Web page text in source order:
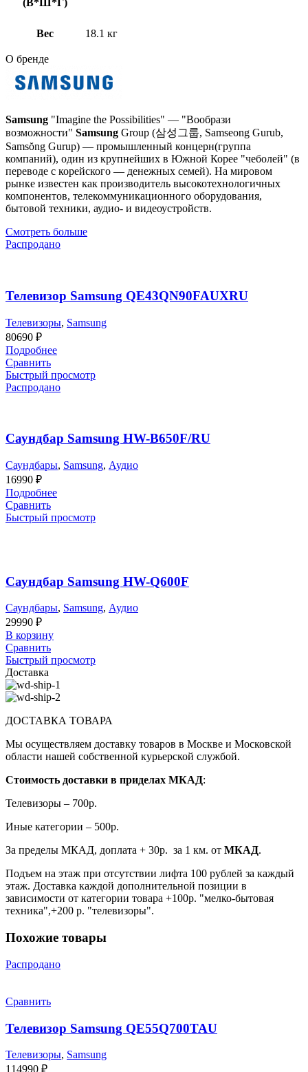
(В*Ш*Г)
Вес 18.1 кг
О бренде
Samsung "Imagine the Possibilities" — "Вообрази
возможности" Samsung Group (삼성그룹, Samseong Gurub,
Samsŏng Gurup) — промышленный концерн(группа
компаний), один из крупнейших в Южной Корее "чеболей" (в
переводе с корейского — денежных семей). На мировом
рынке известен как производитель высокотехнологичных
компонентов, телекоммуникационного оборудования,
бытовой техники, аудио- и видеоустройств.
Смотреть больше
Распродано
Телевизор Samsung QE43QN90FAUXRU
Телевизоры, Samsung
80690 ₽
Подробнее
Сравнить
Быстрый просмотр
Распродано
Саундбар Samsung HW-B650F/RU
Саундбары, Samsung, Аудио
16990 ₽
Подробнее
Сравнить
Быстрый просмотр
Саундбар Samsung HW-Q600F
Саундбары, Samsung, Аудио
29990 ₽
В корзину
Сравнить
Быстрый просмотр
Доставка
ДОСТАВКА ТОВАРА
Мы осуществляем доставку товаров в Москве и Московской
области нашей собственной курьерской службой.
Стоимость доставки в приделах МКАД:
Телевизоры – 700р.
Иные категории – 500р.
За пределы МКАД, доплата + 30р. за 1 км. от МКАД.
Подъем на этаж при отсутствии лифта 100 рублей за каждый
этаж. Доставка каждой дополнительной позиции в
зависимости от категории товара +100р. "мелко-бытовая
техника",+200 р. "телевизоры".
Похожие товары
Распродано
Сравнить
Телевизор Samsung QE55Q700TAU
Телевизоры, Samsung
114990 ₽